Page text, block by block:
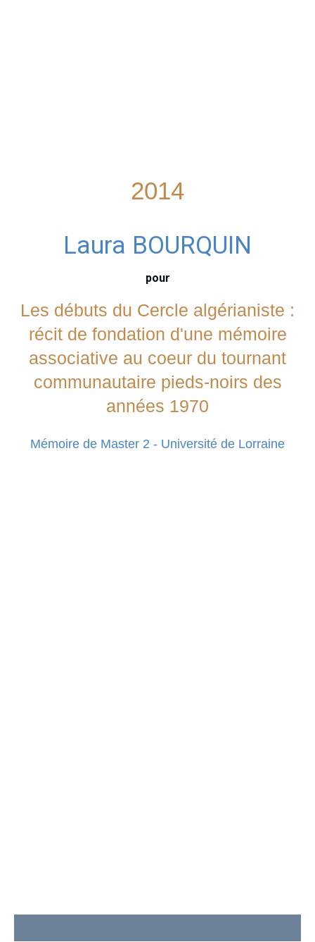
2014
Laura BOURQUIN
pour
Les débuts du Cercle algérianiste :
récit de fondation d'une mémoire
associative au coeur du tournant
communautaire pieds-noirs des
années 1970
Mémoire de Master 2 - Université de Lorraine